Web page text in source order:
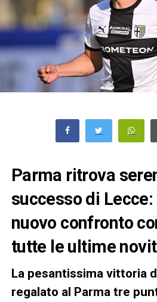
Parma ritrova
successo di
nuovo confronto
tutte le ultime
La pesantissima vittoria
regalato al Parma tre